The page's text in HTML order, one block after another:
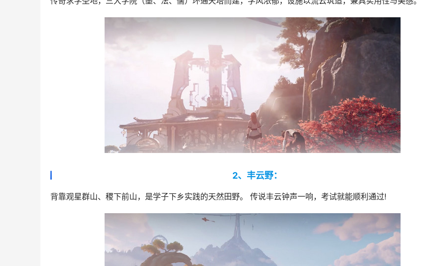
2、丰云野：
背靠观星群山、稷下前山，是学子下乡实践的天然田野。 传说丰云钟声一响，考试就能顺利通过!